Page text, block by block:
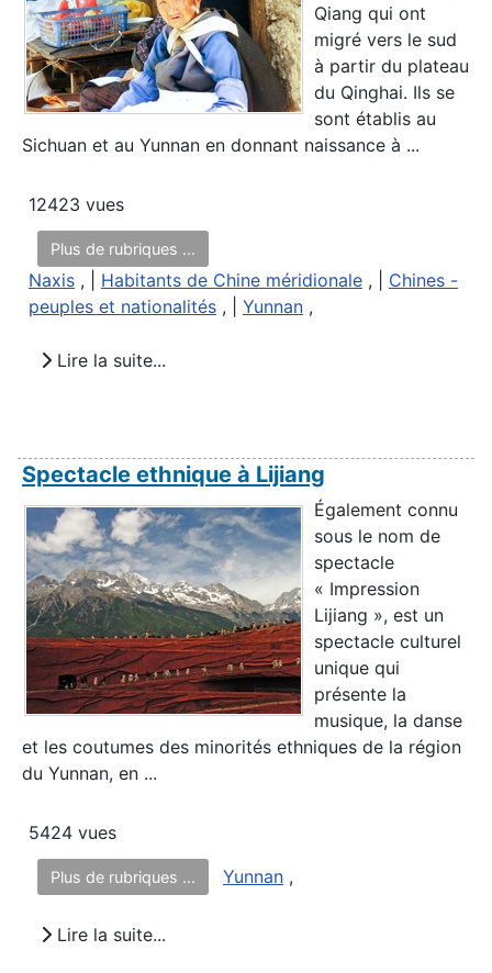
Qiang qui ont
migré vers le sud
à partir du plateau
du Qinghai. Ils se
sont établis au
Sichuan et au Yunnan en donnant naissance à ...
12423 vues
Plus de rubriques ...
Naxis , | Habitants de Chine méridionale , | Chines -
peuples et nationalités , | Yunnan ,
Lire la suite...
Spectacle ethnique à Lijiang
Également connu
sous le nom de
spectacle
« Impression
Lijiang », est un
spectacle culturel
unique qui
présente la
musique, la danse
et les coutumes des minorités ethniques de la région
du Yunnan, en ...
5424 vues
Plus de rubriques ... Yunnan ,
Lire la suite...